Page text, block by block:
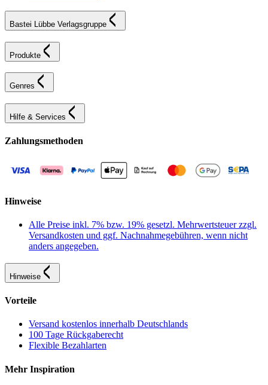
Bastei Lübbe Verlagsgruppe
Produkte
Genres
Hilfe & Services
Zahlungsmethoden
Hinweise
Alle Preise inkl. 7% bzw. 19% gesetzl. Mehrwertsteuer zzgl.
Versandkosten und ggf. Nachnahmegebühren, wenn nicht
anders angegeben.
Hinweise
Vorteile
Versand kostenlos innerhalb Deutschlands
100 Tage Rückgaberecht
Flexible Bezahlarten
Mehr Inspiration